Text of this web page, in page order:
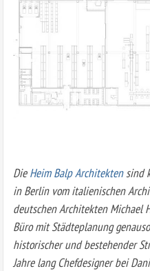
DieHeim Balp Architektensind
in Berlin vom italienischen
deutschen Architekten Michael
Büro mit Städteplanung
historischer und bestehender
Jahre lang Chefdesigner bei